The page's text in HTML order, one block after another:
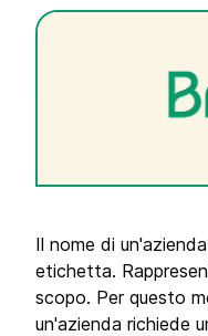
Il nome di
etichetta.
scopo. Per questo
un'azienda richiede